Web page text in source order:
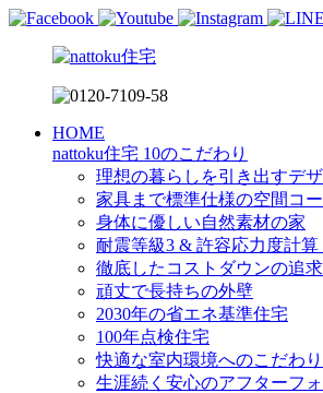
HOME
nattoku住宅 10のこだわり
理想の暮らしを引き出すデ
家具まで標準仕様の空間コ
身体に優しい自然素材の家
耐震等級3 & 許容応力度計算
徹底したコストダウンの追求
頑丈で長持ちの外壁
2030年の省エネ基準住宅
100年点検住宅
快適な室内環境へのこだわり
生涯続く安心のアフターフ